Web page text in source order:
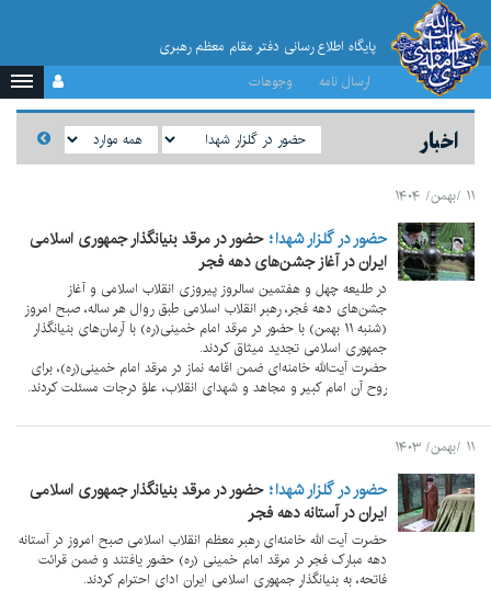
پایگاه اطلاع رسانی دفتر مقام معظم رهبری
ارسال نامه
وجوهات
اخبار
۱۱ /بهمن/ ۱۴۰۴
حضور در گلزار شهدا حضور در مرقد بنیانگذار جمهوری اسلامی
ایران در آغاز جشن‌های دهه فجر
در طلیعه چهل و هفتمین سالروز پیروزی انقلاب اسلامی و آغاز
جشن‌های دهه فجر، رهبر انقلاب اسلامی طبق روال هر ساله، صبح امروز
(شنبه ۱۱ بهمن) با حضور در مرقد امام خمینی(ره) با آرمان‌های بنیانگذار
جمهوری اسلامی تجدید میثاق کردند.
حضرت آیت‌الله خامنه‌ای ضمن اقامه نماز در مرقد امام خمینی(ره)، برای
روح آن امام کبیر و مجاهد و شهدای انقلاب، علوّ درجات مسئلت کردند.
۱۱ /بهمن/ ۱۴۰۳
حضور در گلزار شهدا حضور در مرقد بنیانگذار جمهوری اسلامی
ایران در آستانه دهه فجر
حضرت آیت الله خامنه‌ای رهبر معظم انقلاب اسلامی صبح امروز در آستانه
دهه مبارک فجر در مرقد امام خمینی (ره) حضور یافتند و ضمن قرائت
فاتحه، به بنیانگذار جمهوری اسلامی ایران ادای احترام کردند.